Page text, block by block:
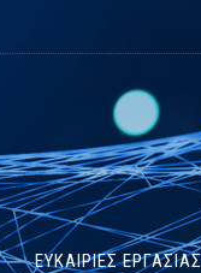
ΕΥΚΑΙΡΙΕΣ ΕΡΓΑΣΙΑΣ